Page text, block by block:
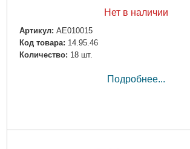
Нет в наличии
Артикул: AE010015
Код товара: 14.95.46
Количество: 18 шт.
Подробнее...